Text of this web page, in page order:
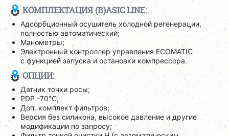
КОМПЛЕКТАЦИЯ (B)ASIC LINE:
Адсорбционный осушитель холодной регенерации,
полностью автоматический;
Манометры;
Электронный контроллер управления ECOMATIC
с функцией запуска и остановки компрессора.
ОПЦИИ:
Датчик точки росы;
PDP -70°C;
Доп. комплект фильтров;
Версия без силикона, высокое давление и другие
модификации по запросу;